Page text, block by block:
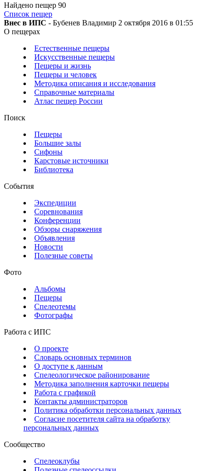
Найдено пещер 90
Список пещер
Внес в ИПС - Бубенев Владимир 2 октября 2016 в 01:55
О пещерах
Естественные пещеры
Искусственные пещеры
Пещеры и жизнь
Пещеры и человек
Методика описания и исследования
Справочные материалы
Атлас пещер России
Поиск
Пещеры
Большие залы
Сифоны
Карстовые источники
Библиотека
События
Экспедиции
Соревнования
Конференции
Обзоры снаряжения
Объявления
Новости
Полезные советы
Фото
Альбомы
Пещеры
Спелеотемы
Фотографы
Работа с ИПС
О проекте
Словарь основных терминов
О доступе к данным
Спелеологическое районирование
Методика заполнения карточки пещеры
Работа с графикой
Контакты администраторов
Политика обработки персональных данных
Согласие посетителя сайта на обработку
персональных данных
Сообщество
Спелеоклубы